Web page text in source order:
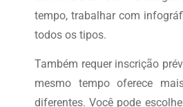
tempo, trabalhar com
todos os tipos.
Também requer inscrição
mesmo tempo oferece
diferentes. Você pode